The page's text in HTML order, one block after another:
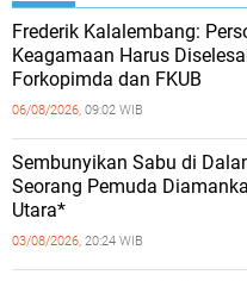
Frederik Kalalembang:
Keagamaan Harus
Forkopimda dan FKUB
06/08/2026, 09:02 WIB
Sembunyikan Sabu di
Seorang Pemuda
Utara*
03/08/2026, 20:24 WIB